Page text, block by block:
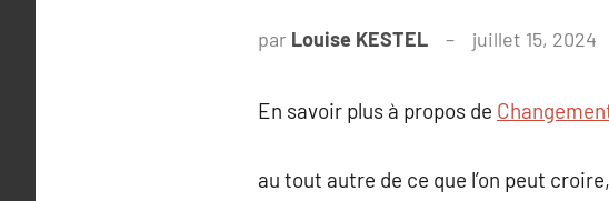
par Louise KESTEL juillet 15, 2024
En savoir plus à propos de
au tout autre de ce que l’on peut